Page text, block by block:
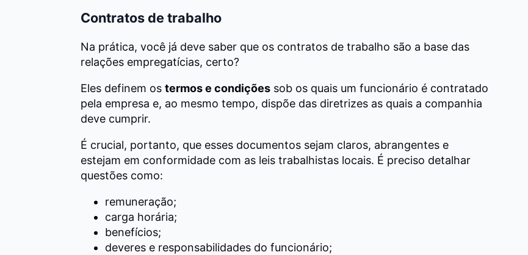
Contratos de trabalho
Na prática, você já deve saber que os contratos de trabalho são a base das
relações empregatícias, certo?
Eles definem os termos e condições sob os quais um funcionário é contratado
pela empresa e, ao mesmo tempo, dispõe das diretrizes as quais a companhia
deve cumprir.
É crucial, portanto, que esses documentos sejam claros, abrangentes e
estejam em conformidade com as leis trabalhistas locais. É preciso detalhar
questões como:
remuneração;
carga horária;
benefícios;
deveres e responsabilidades do funcionário;